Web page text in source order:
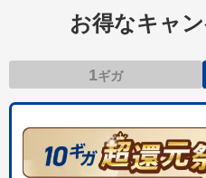
お得なキャ
1ギガ